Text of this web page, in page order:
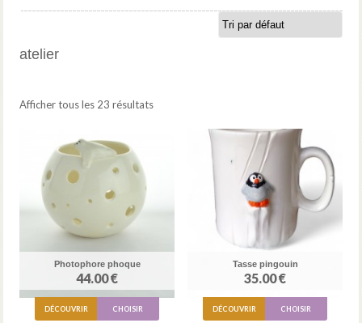
atelier
Afficher tous les 23 résultats
Photophore phoque
44.00 €
DÉCOUVRIR CHOISIR
Tasse pingouin
35.00 €
DÉCOUVRIR CHOISIR